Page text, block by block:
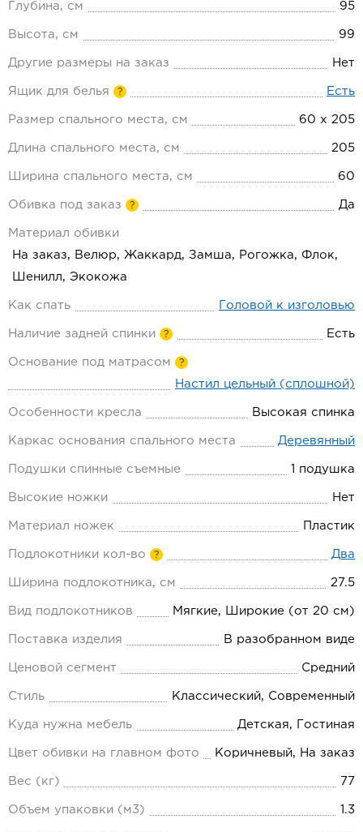
Глубина, см 95
Высота, см 99
Другие размеры на заказ Нет
Ящик для белья ? Есть
Размер спального места, см 60 х 205
Длина спального места, см 205
Ширина спального места, см 60
Обивка под заказ ? Да
Материал обивки
На заказ, Велюр, Жаккард, Замша, Рогожка, Флок,
Шенилл, Экокожа
Как спать Головой к изголовью
Наличие задней спинки ? Есть
Основание под матрасом ?
Настил цельный (сплошной)
Особенности кресла Высокая спинка
Каркас основания спального места Деревянный
Подушки спинные съемные 1 подушка
Высокие ножки Нет
Материал ножек Пластик
Подлокотники кол-во ? Два
Ширина подлокотника, см 27.5
Вид подлокотников Мягкие, Широкие (от 20 см)
Поставка изделия В разобранном виде
Ценовой сегмент Средний
Стиль Классический, Современный
Куда нужна мебель Детская, Гостиная
Цвет обивки на главном фото Коричневый, На заказ
Вес (кг) 77
Объем упаковки (м3) 1.3